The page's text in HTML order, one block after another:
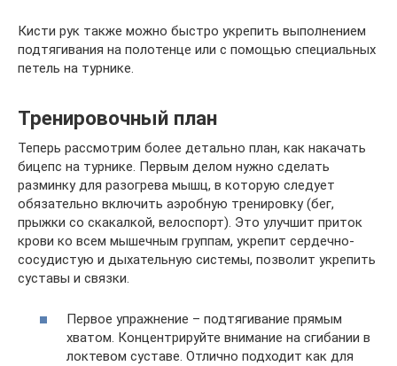
Кисти рук также можно быстро укрепить выполнением
подтягивания на полотенце или с помощью специальных
петель на турнике.
Тренировочный план
Теперь рассмотрим более детально план, как накачать
бицепс на турнике. Первым делом нужно сделать
разминку для разогрева мышц, в которую следует
обязательно включить аэробную тренировку (бег,
прыжки со скакалкой, велоспорт). Это улучшит приток
крови ко всем мышечным группам, укрепит сердечно-
сосудистую и дыхательную системы, позволит укрепить
суставы и связки.
Первое упражнение – подтягивание прямым
хватом. Концентрируйте внимание на сгибании в
локтевом суставе. Отлично подходит как для